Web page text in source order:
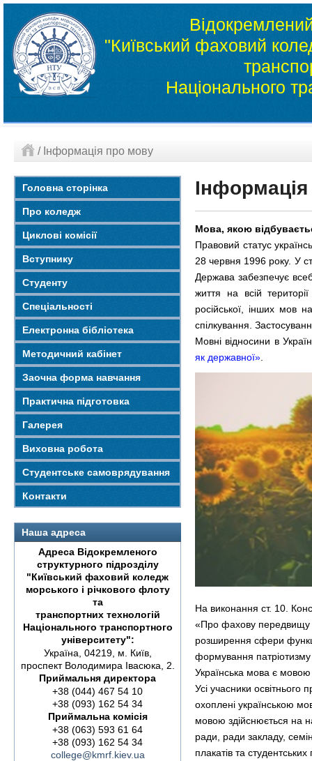
"Київський фаховий
Національного
/ Інформація про мову
Мова, якою
Правовий статус
28 червня 1996 року. У
Держава забезпечує
життя на всій
російської, інших мов
спілкування.
Мовні відносини в
як державної»
На виконання ст. 10.
«Про фахову передвищу
розширення сфери
формування патріотизму
Українська мова є мовою
Усі учасники освітнього
охоплені українською
мовою здійснюється на
ради, ради закладу,
плакатів та студентських
Головна сторінка
Про коледж
Циклові комісії
Вступнику
Студенту
Спеціальності
Електронна бібліотека
Методичний кабінет
Заочна форма навчання
Практична підготовка
Галерея
Виховна робота
Студентське самоврядування
Контакти
Наша адреса
Адреса Відокремленого
структурного підрозділу
"Київський фаховий коледж
морського і річкового флоту
та
транспортних технологій
Національного транспортного
університету":
Україна, 04219, м. Київ,
проспект Володимира Івасюка, 2.
Приймальня директора
+38 (044) 467 54 10
+38 (093) 162 54 34
Приймальна комісія
+38 (063) 593 61 64
+38 (093) 162 54 34
college@kmrf.kiev.ua